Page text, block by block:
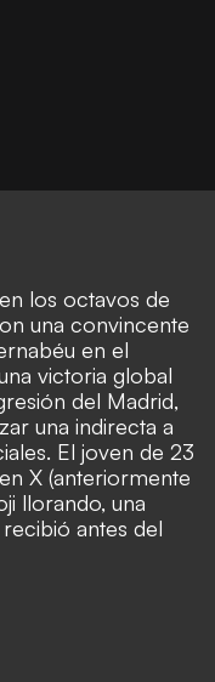
los octavos de
una convincente
en el
victoria global
del Madrid,
una indirecta a
El joven de 23
X (anteriormente
llorando, una
antes del